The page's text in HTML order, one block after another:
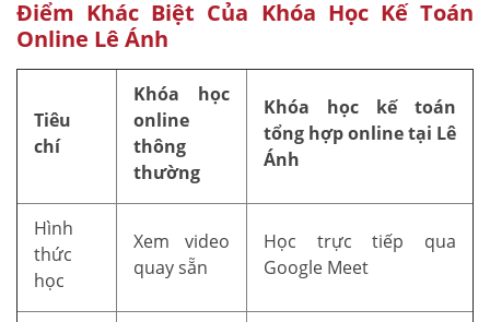
Điểm Khác Biệt Của Khóa Học Kế Toán
Online Lê Ánh
Tiêu
chí
Khóa học
online
thông
thường
Khóa học kế toán
tổng hợp online tại Lê
Ánh
Hình
thức
học
Xem video
quay sẵn
Học trực tiếp qua
Google Meet